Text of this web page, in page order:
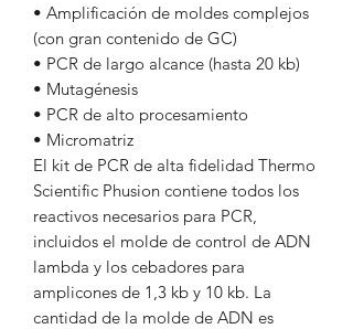
• Amplificación de moldes complejos
(con gran contenido de GC)
• PCR de largo alcance (hasta 20 kb)
• Mutagénesis
• PCR de alto procesamiento
• Micromatriz
El kit de PCR de alta fidelidad Thermo
Scientific Phusion contiene todos los
reactivos necesarios para PCR,
incluidos el molde de control de ADN
lambda y los cebadores para
amplicones de 1,3 kb y 10 kb. La
cantidad de la molde de ADN es